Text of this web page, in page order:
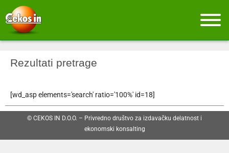
Rezultati pretrage
[wd_asp elements='search' ratio='100%' id=18]
© CEKOS IN D.O.O. – Privredno društvo za izdavačku delatnost i
ekonomski konsalting